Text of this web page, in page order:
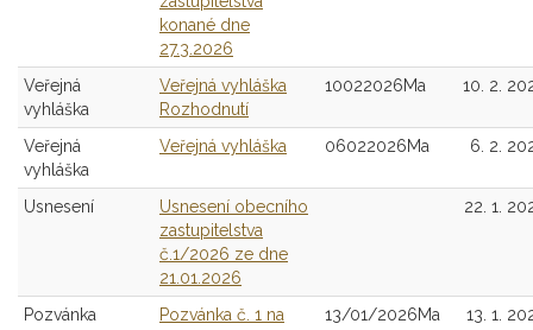
konané dne
27.3.2026
Veřejná
vyhláška
Veřejná vyhláška
Rozhodnutí
10022026Ma 10. 2.
Veřejná
vyhláška
Veřejná vyhláška 06022026Ma 6. 2.
Usnesení
Usnesení obecního
zastupitelstva
č.1/2026 ze dne
21.01.2026
22. 1.
Pozvánka
Pozvánka č. 1 na
13/01/2026Ma 13. 1.